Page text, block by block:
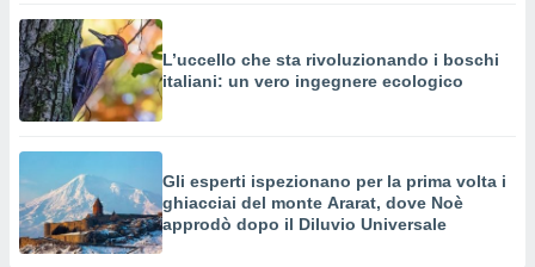
L’uccello che sta rivoluzionando i boschi
italiani: un vero ingegnere ecologico
Gli esperti ispezionano per la prima volta i
ghiacciai del monte Ararat, dove Noè
approdò dopo il Diluvio Universale